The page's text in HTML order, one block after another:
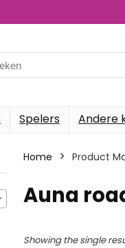
Spelers Andere
Home Product
‎Auna
Showing the single